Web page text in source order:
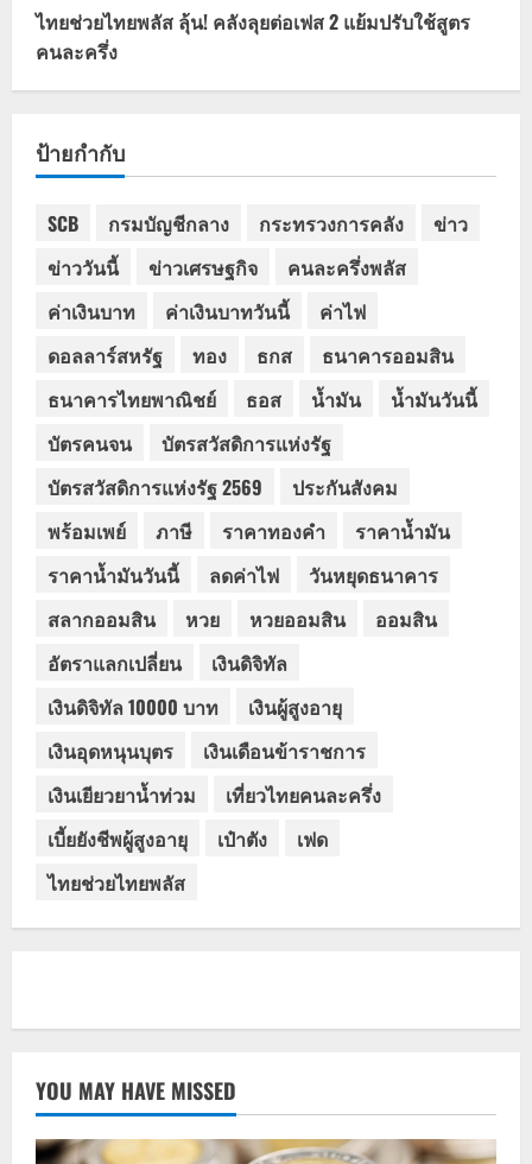
ไทยช่วยไทยพลัส ลุ้น! คลังลุยต่อเฟส 2 แย้มปรับใช้สูตร
คนละครึ่ง
ป้ายกำกับ
SCB กรมบัญชีกลาง กระทรวงการคลัง
ข่าว
ข่าววันนี้
ข่าวเศรษฐกิจ
คนละครึ่งพลัส
ค่าเงินบาท
ค่าเงินบาทวันนี้
ค่าไฟ
ดอลลาร์สหรัฐ
ทอง ธกส
ธนาคารออมสิน
ธนาคารไทยพาณิชย์
ธอส น้ำมัน
น้ำมันวันนี้
บัตรคนจน
บัตรสวัสดิการแห่งรัฐ
บัตรสวัสดิการแห่งรัฐ 2569
ประกันสังคม
พร้อมเพย์
ภาษี ราคาทองคำ
ราคาน้ำมัน
ราคาน้ำมันวันนี้
ลดค่าไฟ
วันหยุดธนาคาร
สลากออมสิน
หวย หวยออมสิน
ออมสิน
อัตราแลกเปลี่ยน
เงินดิจิทัล
เงินดิจิทัล 10000 บาท
เงินผู้สูงอายุ
เงินอุดหนุนบุตร
เงินเดือนข้าราชการ
เงินเยียวยาน้ำท่วม
เที่ยวไทยคนละครึ่ง
เบี้ยยังชีพผู้สูงอายุ
เป๋าตัง
เฟด
ไทยช่วยไทยพลัส
YOU MAY HAVE MISSED